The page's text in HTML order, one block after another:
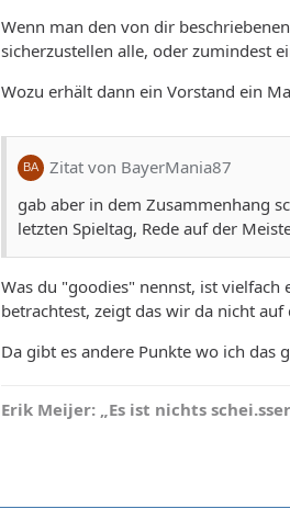
Wenn man den von dir
sicherzustellen alle, oder zumindest
Wozu erhält dann ein Vorstand ein
Zitat von BayerMania87
gab aber in dem Zusammenhang
letzten Spieltag, Rede auf der
Was du "goodies" nennst, ist
betrachtest, zeigt das wir da nicht auf
Da gibt es andere Punkte wo ich
Erik Meijer: „Es ist nichts